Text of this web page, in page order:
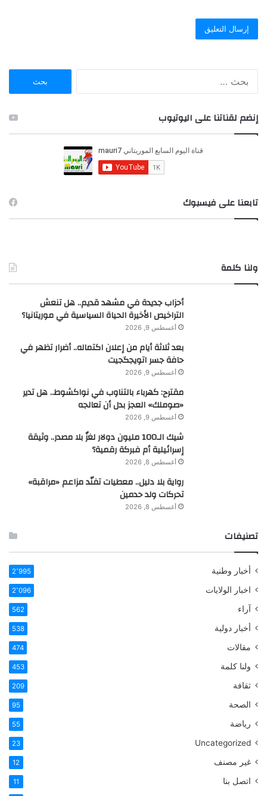
ن
:
إنضم لقناتنا على اليوتيوب
تابعنا على فيسبوك
ولنا كلمة
أحزاب جديدة في مشهد قديم.. هل تنعش
التراخيص الأخيرة الحياة السياسية في موريتانيا؟
أغسطس 9, 2026
بعد ثلاثة أيام من إعلان اكتماله.. أضرار تظهر في
حافة جسر اتويجگجيت
أغسطس 9, 2026
مقترح: كهرباء بالتناوب في نواكشوط.. هل تدير
«صوملك» العجز بدل أن تعالجه
أغسطس 9, 2026
شيك الـ100 مليون دولار لغزٌ بلا مصدر.. وثيقة
إسرائيلية أم فبركة رقمية؟
أغسطس 8, 2026
رواية بلا دليل.. معطيات تفنّد مزاعم «مراقبة»
تحركات ولد حدمين
أغسطس 8, 2026
تصنيفات
أخبار وطنية 2٬995
اخبار الولايات 2٬096
آراء 562
أخبار دولية 538
مقالات 474
ولنا كلمة 453
ثقافة 209
الصحة 95
رياضة 55
Uncategorized
23
غير مصنف 12
اتصل بنا 11